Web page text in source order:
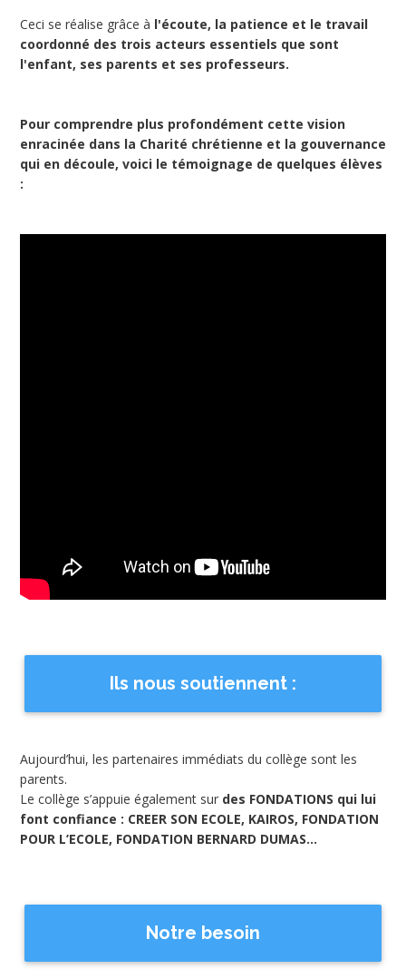
Ceci se réalise grâce à l'écoute, la patience et le travail
coordonné des trois acteurs essentiels que sont
l'enfant, ses parents et ses professeurs.
Pour comprendre plus profondément cette vision
enracinée dans la Charité chrétienne et la gouvernance
qui en découle, voici le témoignage de quelques élèves
:
Ils nous soutiennent :
Aujourd’hui, les partenaires immédiats du collège sont les
parents.
Le collège s’appuie également sur des FONDATIONS qui lui
font confiance : CREER SON ECOLE, KAIROS, FONDATION
POUR L’ECOLE, FONDATION BERNARD DUMAS…
Notre besoin